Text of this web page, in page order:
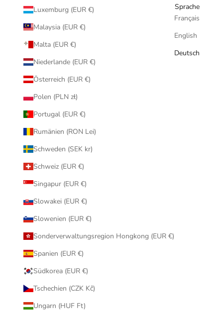
Luxemburg (EUR €)
Malaysia (EUR €)
Malta (EUR €)
Niederlande (EUR €)
Österreich (EUR €)
Polen (PLN zł)
Portugal (EUR €)
Rumänien (RON Lei)
Schweden (SEK kr)
Schweiz (EUR €)
Singapur (EUR €)
Slowakei (EUR €)
Slowenien (EUR €)
Sonderverwaltungsregion Hongkong (EUR €)
Spanien (EUR €)
Südkorea (EUR €)
Tschechien (CZK Kč)
Ungarn (HUF Ft)
Sprache
Français
English
Deutsch